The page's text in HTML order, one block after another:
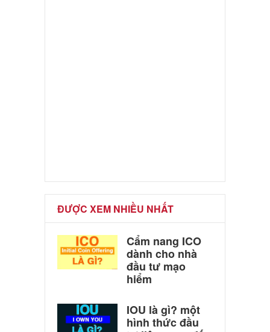
ĐƯỢC XEM NHIỀU NHẤT
Cẩm nang ICO
dành cho nhà
đầu tư mạo
hiểm
IOU là gì? một
hình thức đầu